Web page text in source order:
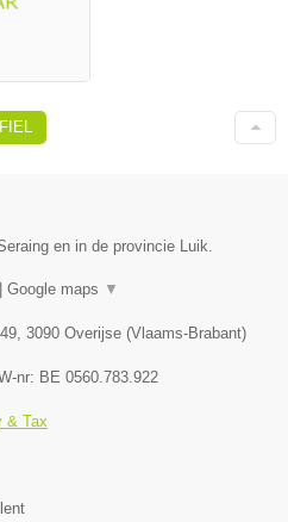
en in de provincie Luik.
| Google maps ▼
3090 Overijse (Vlaams-Brabant)
nr: BE 0560.783.922
& Tax